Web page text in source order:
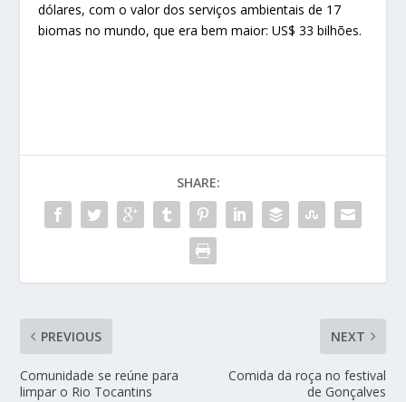
dólares, com o valor dos serviços ambientais de 17
biomas no mundo, que era bem maior: US$ 33 bilhões.
SHARE:
PREVIOUS
Comunidade se reúne para
limpar o Rio Tocantins
NEXT
Comida da roça no festival
de Gonçalves